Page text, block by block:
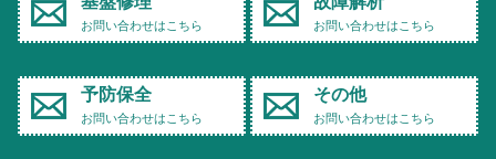
お問い合わせはこちら お問い合わせはこちら
予防保全
お問い合わせはこちら
その他
お問い合わせはこちら